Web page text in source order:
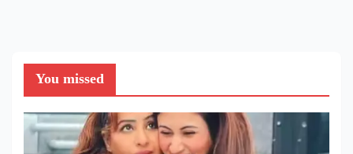
You missed